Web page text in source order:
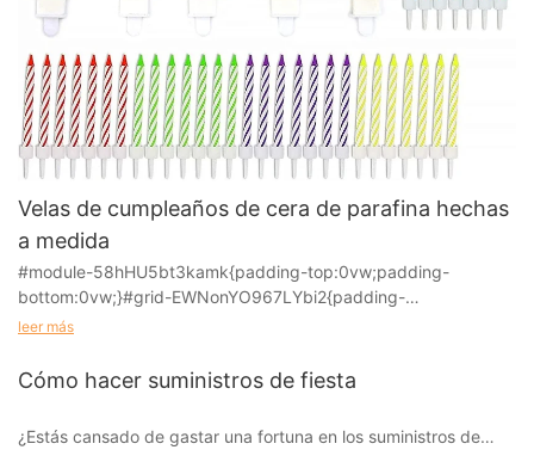
Velas de cumpleaños de cera de parafina hechas
a medida
#module-58hHU5bt3kamk{padding-top:0vw;padding-
bottom:0vw;}#grid-EWNonYO967LYbi2{padding-
right:0vw;padding-left:0vw;}#cell-
jv4YsGCT9LJykOB{order:1;}}#unit-ZBDlanA4002YE4f .ce-
ZBDlanA4002YE4f .ce-image{--image-effect:1;}@media(max-
leer más
Cómo hacer suministros de fiesta
¿Estás cansado de gastar una fortuna en los suministros de